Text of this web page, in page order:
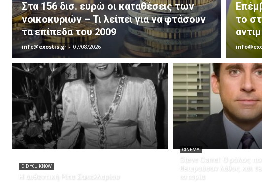
Στα 156 δισ. ευρώ οι καταθέσεις των
νοικοκυριών – Τι λείπει για να φτάσουν
τα επίπεδα του 2009
info@exostis.gr - 07/08/2026
το
DID YOU KNOW
Η αυθεντική Ρίτα Σακελλαρίου
CINEMA
Steve Carrel: Ο ρόλος
θεωρούσαν λάθος και